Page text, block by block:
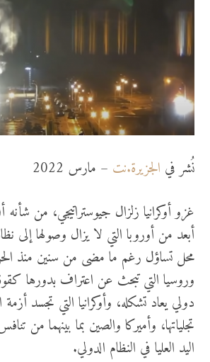
نُشر في الجزيرة.نت – مارس 2022
غزو أوكرانيا زلزال جيوستراتيجي، من
أبعد من أوروبا التي لا يزال وصولها إلى
وروسيا التي تبحث عن اعتراف بدورها
دولي يعاد تشكله، وأوكرانيا التي تجسد
تجلياتها، وأميركا والصين بما بينهما من
اليد العليا في النظام الدولي.